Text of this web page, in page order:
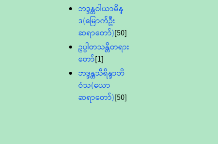
ဘဒ္ဒန္တဝါယာမိန္
ဒ(မြောက်ဦး
ဆရာတော်)[50]
ဥပ္ပါတသန္တိတရား
တော်[1]
ဘဒ္ဒန္တသီရိန္ဒာဘိ
ဝံသ(ယော
ဆရာတော်)[50]